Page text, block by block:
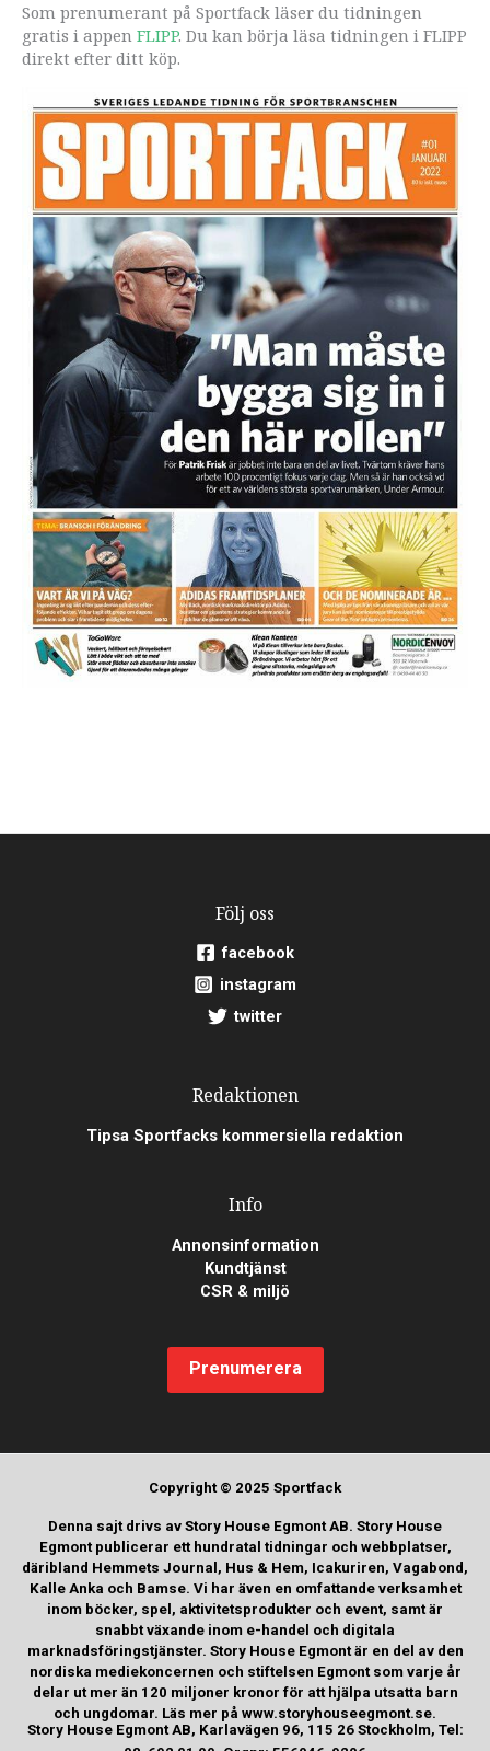
Som prenumerant på Sportfack läser du tidningen
gratis i appen FLIPP. Du kan börja läsa tidningen i FLIPP
direkt efter ditt köp.
Följ oss
facebook
instagram
twitter
Redaktionen
Tipsa Sportfacks kommersiella redaktion
Info
Annonsinformation
Kundtjänst
CSR & miljö
Prenumerera
Copyright © 2025 Sportfack
Denna sajt drivs av Story House Egmont AB. Story House
Egmont publicerar ett hundratal tidningar och webbplatser,
däribland Hemmets Journal, Hus & Hem, Icakuriren, Vagabond,
Kalle Anka och Bamse. Vi har även en omfattande verksamhet
inom böcker, spel, aktivitetsprodukter och event, samt är
snabbt växande inom e-handel och digitala
marknadsföringstjänster. Story House Egmont är en del av den
nordiska mediekoncernen och stiftelsen Egmont som varje år
delar ut mer än 120 miljoner kronor för att hjälpa utsatta barn
och ungdomar. Läs mer på www.storyhouseegmont.se.
Story House Egmont AB, Karlavägen 96, 115 26 Stockholm, Tel: